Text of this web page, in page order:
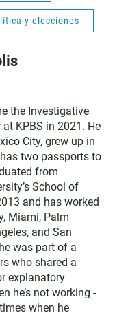
y elecciones
the Investigative
at KPBS in 2021. He
City, grew up in
two passports to
from
School of
and has worked
Miami, Palm
and San
was part of a
who shared a
explanatory
he’s not working -
when he